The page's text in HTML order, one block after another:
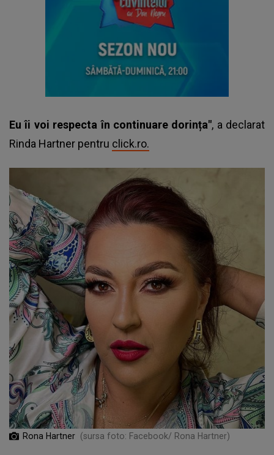
Eu îi voi respecta în continuare dorința", a declarat
Rinda Hartner pentru click.ro.
Rona Hartner (sursa foto: Facebook/ Rona Hartner)